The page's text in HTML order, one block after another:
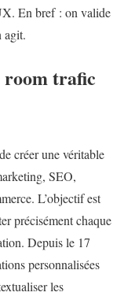
En bref : on valide
agit.
room trafic
créer une véritable
SEO,
L’objectif est
précisément chaque
Depuis le 17
personnalisées
les